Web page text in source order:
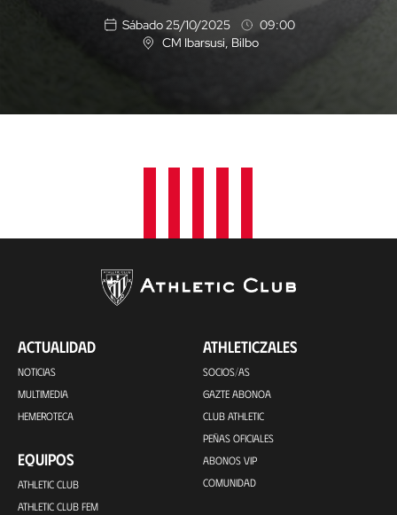
Femenino
Sábado 25/10/2025
09:00
U
n
CM Ibarsusi , Bilbo
ACTUALIDAD
NOTICIAS
MULTIMEDIA
HEMEROTECA
EQUIPOS
ATHLETIC CLUB
ATHLETIC CLUB FEM
ATHLETICZALES
SOCIOS/AS
GAZTE ABONOA
CLUB ATHLETIC
PEÑAS OFICIALES
ABONOS VIP
COMUNIDAD